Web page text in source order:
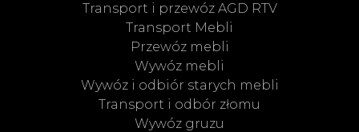
Transport i przewóz AGD RTV
Transport Mebli
Przewóz mebli
Wywóz mebli
Wywóz i odbiór starych mebli
Transport i odbór złomu
Wywóz gruzu